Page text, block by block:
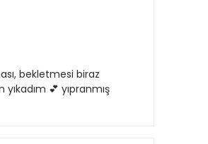
bekletmesi biraz
💕 yıpranmış